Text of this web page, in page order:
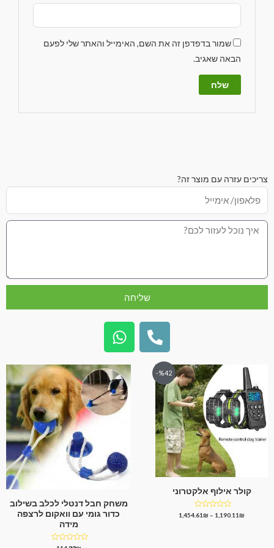
שמור בדפדפן זה את השם, האימייל והאתר שלי לפעם
הבאה שאגיב.
צריכים עזרה עם מוצר זה?
שליחה
%42-
קולר אילוף אלקטרוני
דורג
1,190.11₪
–
1,454.61₪
משחק חבל דנטלי לכלב בשילוב
כדור גומי עם וואקום לרצפה
מידה